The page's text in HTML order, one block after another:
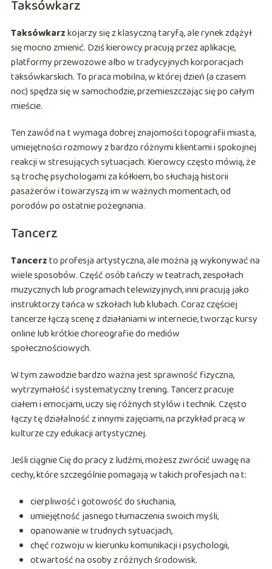
Taksówkarz
Taksówkarzkojarzy się z klasyczną taryfą, ale rynek zdążył
się mocno zmienić. Dziś kierowcy pracują przez aplikacje,
platformy przewozowe albo w tradycyjnych korporacjach
taksówkarskich. To praca mobilna, w której dzień (a czasem
noc) spędza się w samochodzie, przemieszczając się po całym
mieście.
Ten zawód na t wymaga dobrej znajomości topografii miasta,
umiejętności rozmowy z bardzo różnymi klientami i spokojnej
reakcji w stresujących sytuacjach. Kierowcy często mówią, że
są trochę psychologami za kółkiem, bo słuchają historii
pasażerów i towarzyszą im w ważnych momentach, od
porodów po ostatnie pożegnania.
Tancerz
Tancerzto profesja artystyczna, ale można ją wykonywać na
wiele sposobów. Część osób tańczy w teatrach, zespołach
muzycznych lub programach telewizyjnych, inni pracują jako
instruktorzy tańca w szkołach lub klubach. Coraz częściej
tancerze łączą scenę z działaniami w internecie, tworząc kursy
online lub krótkie choreografie do mediów
społecznościowych.
W tym zawodzie bardzo ważna jest sprawność fizyczna,
wytrzymałość i systematyczny trening. Tancerz pracuje
ciałem i emocjami, uczy się różnych stylów i technik. Często
łączy tę działalność z innymi zajęciami, na przykład pracą w
kulturze czy edukacji artystycznej.
Jeśli ciągnie Cię do pracy z ludźmi, możesz zwrócić uwagę na
cechy, które szczególnie pomagają w takich profesjach na t:
cierpliwość i gotowość do słuchania,
umiejętność jasnego tłumaczenia swoich myśli,
opanowanie w trudnych sytuacjach,
chęć rozwoju w kierunku komunikacji i psychologii,
otwartość na osoby z różnych środowisk.